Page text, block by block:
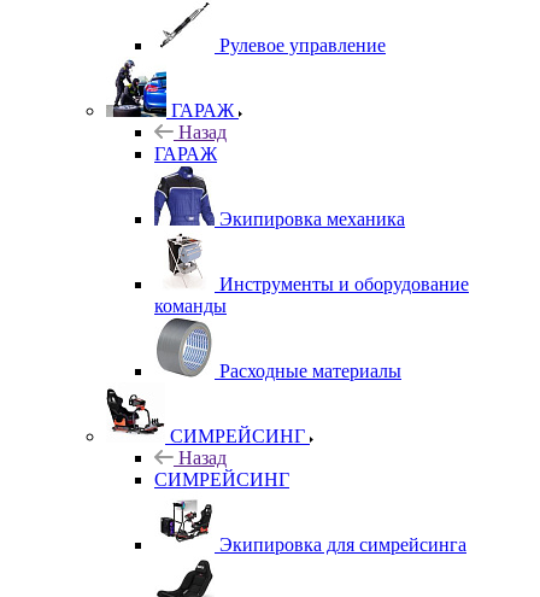
Рулевое управление
ГАРАЖ
Назад
ГАРАЖ
Экипировка механика
Инструменты и оборудование
команды
Расходные материалы
СИМРЕЙСИНГ
Назад
СИМРЕЙСИНГ
Экипировка для симрейсинга